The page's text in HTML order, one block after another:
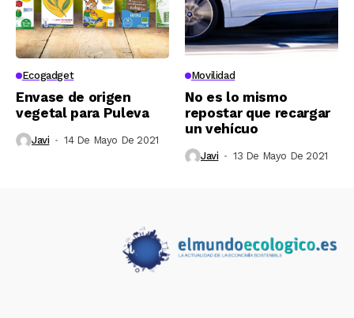
Ecogadget
Envase de origen
vegetal para Puleva
Javi 14 De Mayo De 2021
Movilidad
No es lo mismo
repostar que recargar
un vehícuo
Javi 13 De Mayo De 2021